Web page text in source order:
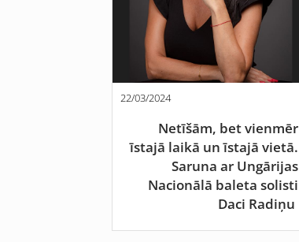
22/03/2024
Netīšām, bet vienmēr
īstajā laikā un īstajā vietā.
Saruna ar Ungārijas
Nacionālā baleta solisti
Daci Radiņu